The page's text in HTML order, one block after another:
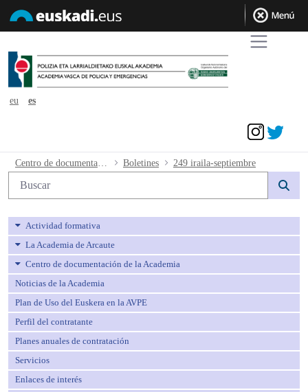
eu
es
249 iraila-septiembre - avpe
Boletines 249 iraila-septiembre
Búsqueda web
Actividad formativa
La Academia de Arcaute
Centro de documentación de la Academia
Noticias de la Academia
Plan de Uso del Euskera en la AVPE
Perfil del contratante
Planes anuales de contratación
Servicios
Enlaces de interés